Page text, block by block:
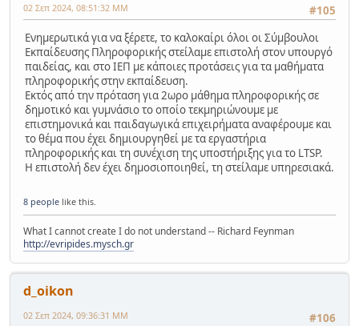
#105
02 Σεπ 2024, 08:51:32 ΜΜ
Ενημερωτικά για να ξέρετε, το καλοκαίρι όλοι οι Σύμβουλοι
Εκπαίδευσης Πληροφορικής στείλαμε επιστολή στον υπουργό
παιδείας, και στο ΙΕΠ με κάποιες προτάσεις για τα μαθήματα
πληροφορικής στην εκπαίδευση.
Εκτός από την πρόταση για 2ωρο μάθημα πληροφορικής σε
δημοτικό και γυμνάσιο το οποίο τεκμηριώνουμε με
επιστημονικά και παιδαγωγικά επιχειρήματα αναφέρουμε και
το θέμα που έχει δημιουργηθεί με τα εργαστήρια
πληροφορικής και τη συνέχιση της υποστήριξης για το LTSP.
Η επιστολή δεν έχει δημοσιοποιηθεί, τη στείλαμε υπηρεσιακά.
8 people like this.
What I cannot create I do not understand -- Richard Feynman
http://evripides.mysch.gr
d_oikon
#106
02 Σεπ 2024, 09:36:31 ΜΜ